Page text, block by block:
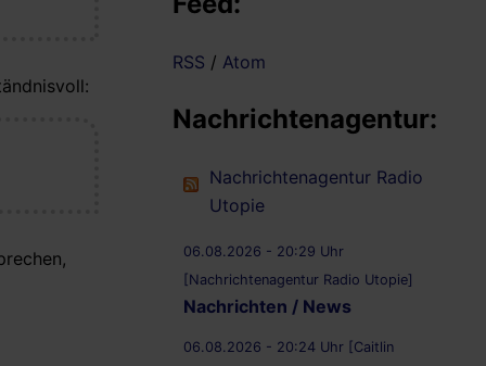
RSS / Atom
Nachrichtenagentur:
Nachrichtenagentur Radio
Utopie
06.08.2026 - 20:29 Uhr
[Nachrichtenagentur Radio Utopie]
Nachrichten / News
06.08.2026 - 20:24 Uhr [Caitlin